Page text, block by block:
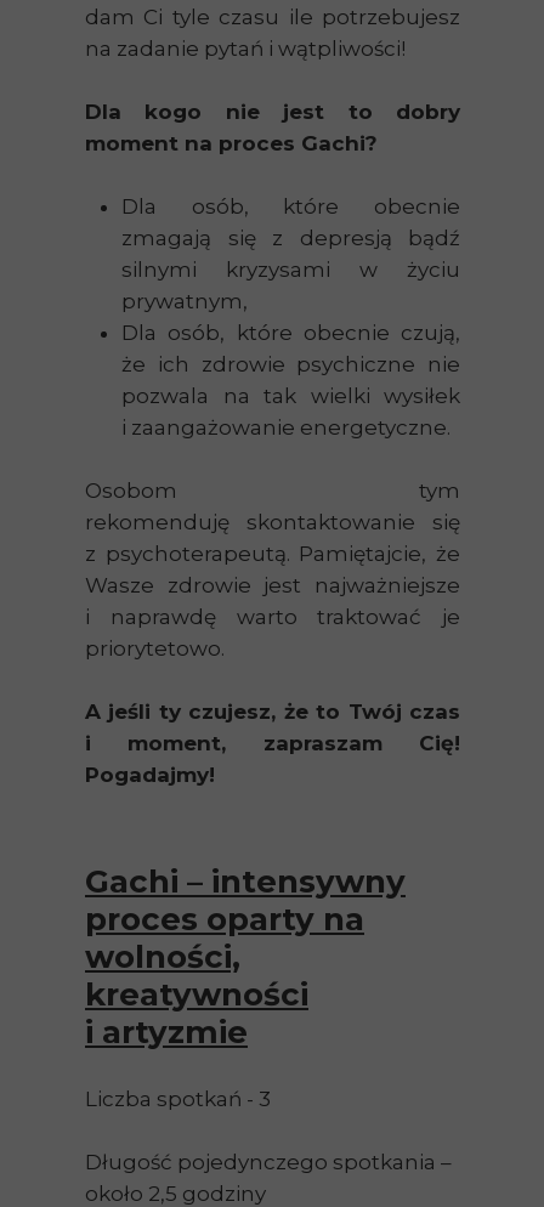
dam Ci tyle czasu ile potrzebujesz
na zadanie pytań i wątpliwości!
Dla kogo nie jest to dobry
moment na proces Gachi?
Dla osób, które obecnie
zmagają się z depresją bądź
silnymi kryzysami w życiu
prywatnym,
Dla osób, które obecnie czują,
że ich zdrowie psychiczne nie
pozwala na tak wielki wysiłek
i zaangażowanie energetyczne.
Osobom tym
rekomenduję skontaktowanie się
z psychoterapeutą. Pamiętajcie, że
Wasze zdrowie jest najważniejsze
i naprawdę warto traktować je
priorytetowo.
A jeśli ty czujesz, że to Twój czas
i moment, zapraszam Cię!
Pogadajmy!
Gachi – intensywny
proces oparty na
wolności,
kreatywności
i artyzmie
Liczba spotkań - 3
Długość pojedynczego spotkania –
około 2,5 godziny